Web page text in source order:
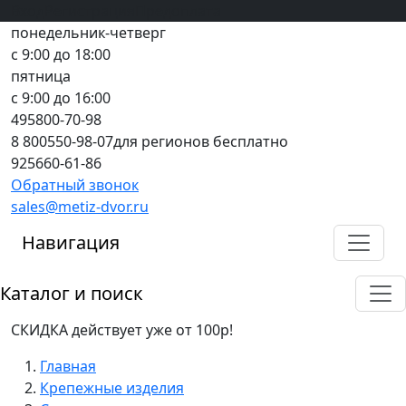
понедельник-четверг
с 9:00 до 18:00
пятница
с 9:00 до 16:00
495800-70-98
8 800550-98-07для регионов бесплатно
925660-61-86
Обратный звонок
sales@metiz-dvor.ru
Навигация
Каталог и поиск
СКИДКА действует уже от 100р!
Главная
Крепежные изделия